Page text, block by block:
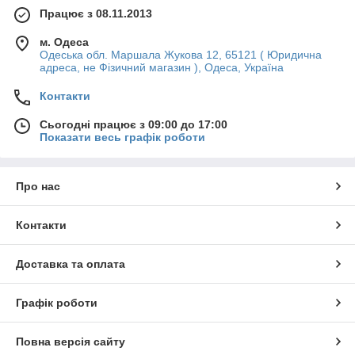
Працює з 08.11.2013
м. Одеса
Одеська обл. Маршала Жукова 12, 65121 ( Юридична
адреса, не Фізичний магазин ), Одеса, Україна
Контакти
Сьогодні працює з 09:00 до 17:00
Показати весь графік роботи
Про нас
Контакти
Доставка та оплата
Графік роботи
Повна версія сайту